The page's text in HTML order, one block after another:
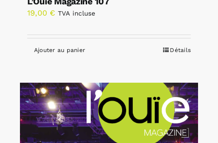
19,00 € TVA incluse
Ajouter au panier Détails